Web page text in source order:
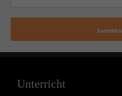
Anmelden
Unterricht